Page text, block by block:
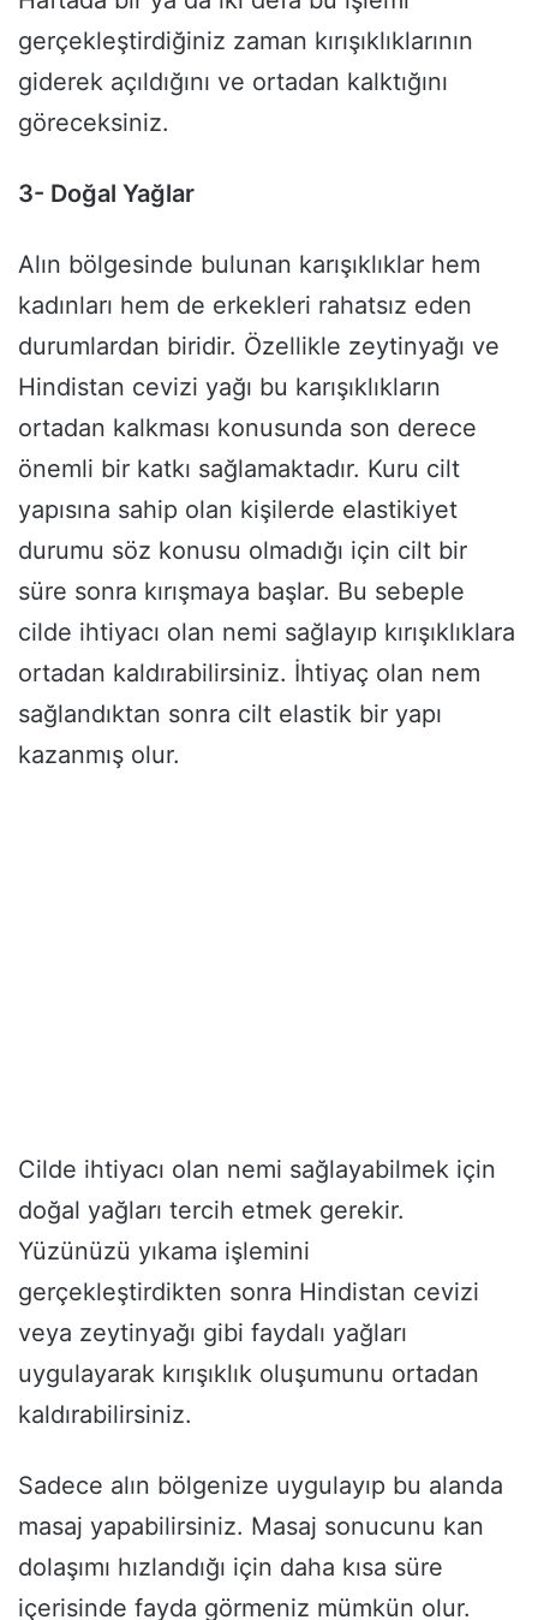
gerçekleştirdiğiniz zaman kırışıklıklarının
giderek açıldığını ve ortadan kalktığını
göreceksiniz.
3- Doğal Yağlar
Alın bölgesinde bulunan karışıklıklar hem
kadınları hem de erkekleri rahatsız eden
durumlardan biridir. Özellikle zeytinyağı ve
Hindistan cevizi yağı bu karışıklıkların
ortadan kalkması konusunda son derece
önemli bir katkı sağlamaktadır. Kuru cilt
yapısına sahip olan kişilerde elastikiyet
durumu söz konusu olmadığı için cilt bir
süre sonra kırışmaya başlar. Bu sebeple
cilde ihtiyacı olan nemi sağlayıp kırışıklıklara
ortadan kaldırabilirsiniz. İhtiyaç olan nem
sağlandıktan sonra cilt elastik bir yapı
kazanmış olur.
Cilde ihtiyacı olan nemi sağlayabilmek için
doğal yağları tercih etmek gerekir.
Yüzünüzü yıkama işlemini
gerçekleştirdikten sonra Hindistan cevizi
veya zeytinyağı gibi faydalı yağları
uygulayarak kırışıklık oluşumunu ortadan
kaldırabilirsiniz.
Sadece alın bölgenize uygulayıp bu alanda
masaj yapabilirsiniz. Masaj sonucunu kan
dolaşımı hızlandığı için daha kısa süre
içerisinde fayda görmeniz mümkün olur.